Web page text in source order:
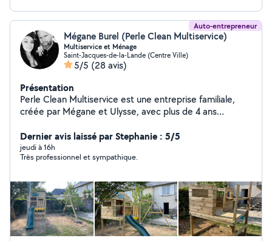
Auto-entrepreneur
Mégane Burel (Perle Clean Multiservice)
Multiservice et Ménage
Saint-Jacques-de-la-Lande (Centre Ville)
5/5 (28 avis)
Présentation
Perle Clean Multiservice est une entreprise familiale,
créée par Mégane et Ulysse, avec plus de 4 ans
nettoyage, accompagnement, petits travaux, montage
de meubles et débarras. Notre engagement : vous offrir
un service fiable, soigné et personnalisé, avec le sourire
Dernier avis laissé par Stephanie : 5/5
jeudi à 16h
Très professionnel et sympathique.